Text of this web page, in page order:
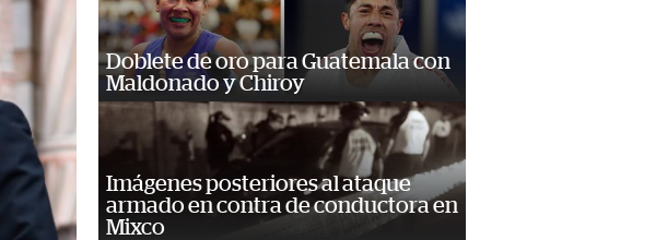
Doblete de oro para Guatemala con
Maldonado y Chiroy
Imágenes posteriores al ataque
armado en contra de conductora en
Mixco